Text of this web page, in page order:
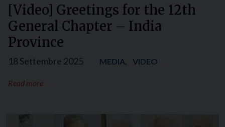
[Video] Greetings for the 12th
General Chapter – India
Province
18 Settembre 2025 MEDIA, VIDEO
Read more